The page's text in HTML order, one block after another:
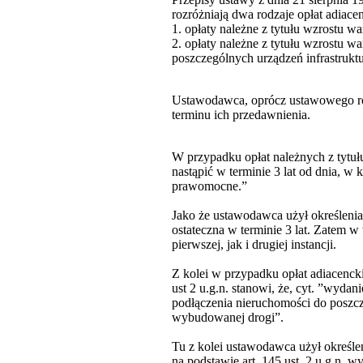
rozróżniają dwa rodzaje opłat
1. opłaty należne z tytułu wzrostu
2. opłaty należne z tytułu wzrostu
poszczególnych urządzeń
Ustawodawca, oprócz ustawowego
terminu ich przedawnienia.
W przypadku opłat należnych z
nastąpić w terminie 3 lat od dnia, w
prawomocne.”
Jako że ustawodawca użył
ostateczna w terminie 3 lat. Zatem
pierwszej, jak i drugiej instancji.
Z kolei w przypadku opłat
ust 2 u.g.n. stanowi, że, cyt.
podłączenia nieruchomości do
wybudowanej drogi”.
Tu z kolei ustawodawca użył